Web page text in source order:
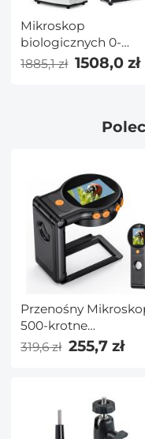
Mikroskop
biologicznych 0-
50℃/32-122℃ Stała
1885,1 zł 1508,0 zł
Przenośny
500-krotne
Powiększenie, Filmy
1080P, 2-calowy
319,6 zł 255,7 zł